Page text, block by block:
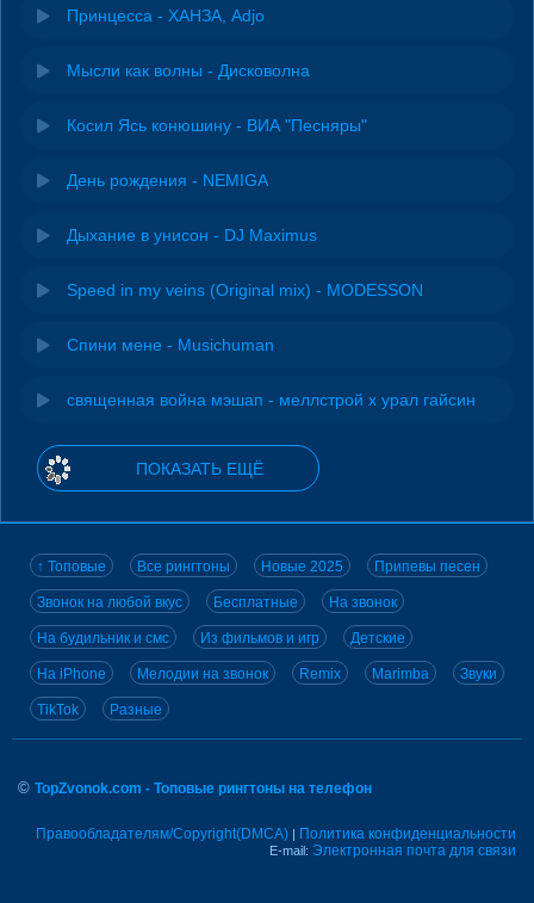
Принцесса - ХАНЗА, Adjo
Мысли как волны - Дисковолна
Косил Ясь конюшину - ВИА "Песняры"
День рождения - NEMIGA
Дыхание в унисон - DJ Maximus
Speed in my veins (Original mix) - MODESSON
Спини мене - Musichuman
священная война мэшап - меллстрой х урал гайсин
ПОКАЗАТЬ ЕЩЁ
↑ Топовые Все рингтоны Новые 2025 Припевы песен
Звонок на любой вкус Бесплатные На звонок
На будильник и смс Из фильмов и игр Детские
На iPhone Мелодии на звонок Remix Marimba Звуки
TikTok Разные
© TopZvonok.com - Топовые рингтоны на телефон
Правообладателям/Copyright(DMCA) | Политика конфиденциальности
E-mail: Электронная почта для связи